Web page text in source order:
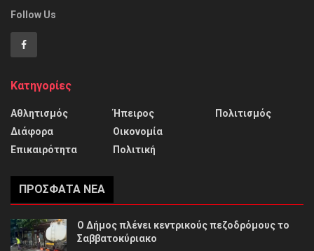
Follow Us
Κατηγορίες
Αθλητισμός
Διάφορα
Επικαιρότητα
Ήπειρος
Οικονομία
Πολιτική
Πολιτισμός
ΠΡΌΣΦΑΤΑ ΝΈΑ
Ο Δήμος πλένει κεντρικούς πεζοδρόμους το
Σαββατοκύριακο